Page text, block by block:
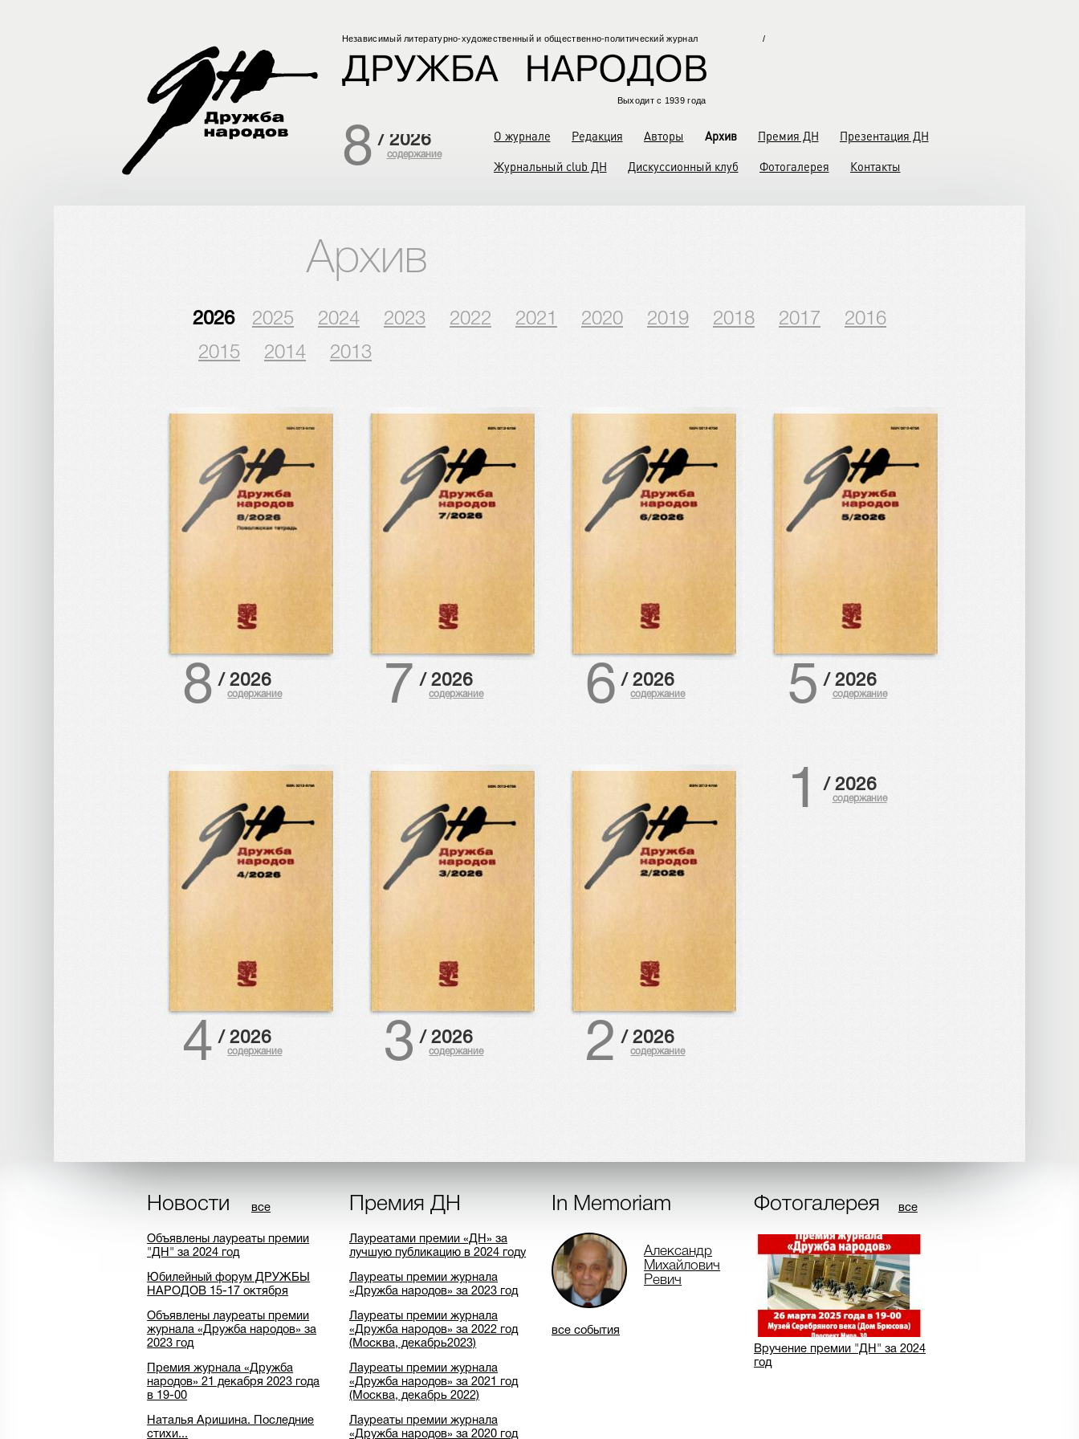
Независимый литературно-художественный и общественно-политический журнал
Выходит с 1939 года
/
8 / 2026
содержание
О журнале Редакция Авторы Архив Премия ДН Презентация ДН
Журнальный club ДН Дискуссионный клуб Фотогалерея Контакты
Архив
2026 2025 2024 2023 2022 2021 2020 2019 2018 2017
2016
2015
2014 2013
8 /2026
содержание 7 /2026
содержание 6 /2026
содержание 5 / 2026
содержание
4 /2026
содержание 3 /2026
содержание 2 /2026
содержание
1 / 2026
содержание
Новости
Объявлены лауреаты премии
"ДН" за 2024 год
Юбилейный форум ДРУЖБЫ
НАРОДОВ 15-17 октября
Объявлены лауреаты премии
журнала «Дружба народов» за
2023 год
Премия журнала «Дружба
народов» 21 декабря 2023 года
в 19-00
Наталья Аришина. Последние
стихи...
все Премия ДН
Лауреатами премии «ДН» за
лучшую публикацию в 2024 году
Лауреаты премии журнала
«Дружба народов» за 2023 год
Лауреаты премии журнала
«Дружба народов» за 2022 год
(Москва, декабрь2023)
Лауреаты премии журнала
«Дружба народов» за 2021 год
(Москва, декабрь 2022)
Лауреаты премии журнала
«Дружба народов» за 2020 год
In Memoriam
Александр
Михайлович
Ревич
все события
Фотогалерея
Вручение премии "ДН" за 2024
год
все